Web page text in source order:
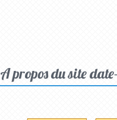
A propos du site